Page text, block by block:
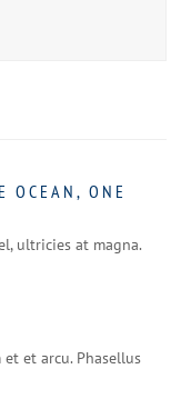
OCEAN, ONE
ultricies at magna.
et arcu. Phasellus